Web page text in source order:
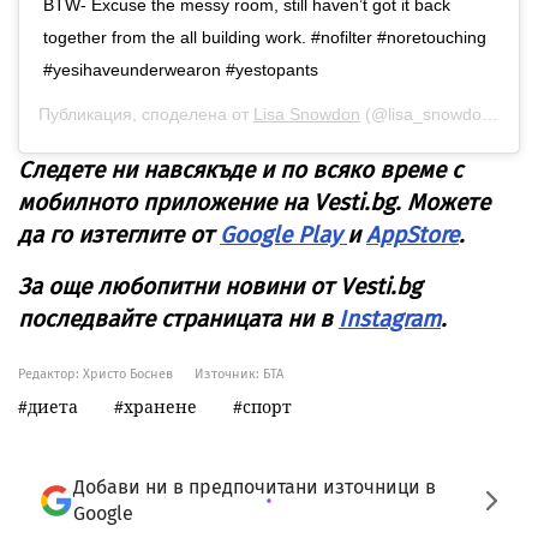
BTW- Excuse the messy room, still haven’t got it back
together from the all building work. #nofilter #noretouching
#yesihaveunderwearon #yestopants
Публикация, споделена от Lisa Snowdon (@lisa_snowdon) на
Следете ни навсякъде и по всяко време с
мобилното приложение на Vesti.bg. Можете
да го изтеглите отGoogle PlayиAppStore.
За още любопитни новини от Vesti.bg
последвайте страницата ни в Instagram.
Редактор: Христо Боснев Източник: БТА
диета хранене спорт
Добави ни в предпочитани източници в
Google